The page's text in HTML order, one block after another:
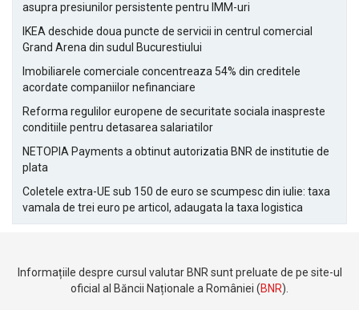
asupra presiunilor persistente pentru IMM-uri
IKEA deschide doua puncte de servicii in centrul comercial
Grand Arena din sudul Bucurestiului
Imobiliarele comerciale concentreaza 54% din creditele
acordate companiilor nefinanciare
Reforma regulilor europene de securitate sociala inaspreste
conditiile pentru detasarea salariatilor
NETOPIA Payments a obtinut autorizatia BNR de institutie de
plata
Coletele extra-UE sub 150 de euro se scumpesc din iulie: taxa
vamala de trei euro pe articol, adaugata la taxa logistica
Informațiile despre cursul valutar BNR sunt preluate de pe site-ul
oficial al Băncii Naționale a României (BNR).